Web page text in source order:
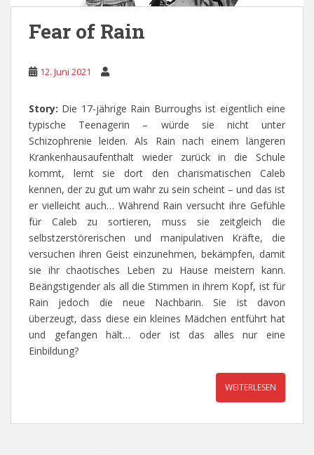
Fear of Rain
12. Juni 2021
Story: Die 17-jährige Rain Burroughs ist eigentlich eine
typische Teenagerin – würde sie nicht unter
Schizophrenie leiden. Als Rain nach einem längeren
Krankenhausaufenthalt wieder zurück in die Schule
kommt, lernt sie dort den charismatischen Caleb
kennen, der zu gut um wahr zu sein scheint – und das ist
er vielleicht auch… Während Rain versucht ihre Gefühle
für Caleb zu sortieren, muss sie zeitgleich die
selbstzerstörerischen und manipulativen Kräfte, die
versuchen ihren Geist einzunehmen, bekämpfen, damit
sie ihr chaotisches Leben zu Hause meistern kann.
Beängstigender als all die Stimmen in ihrem Kopf, ist für
Rain jedoch die neue Nachbarin. Sie ist davon
überzeugt, dass diese ein kleines Mädchen entführt hat
und gefangen hält… oder ist das alles nur eine
Einbildung?
WEITERLESEN